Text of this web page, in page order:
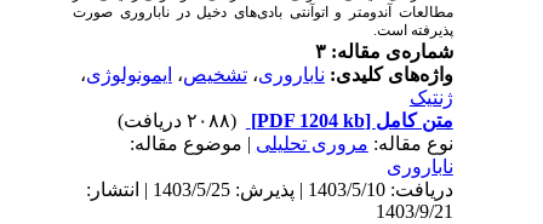
مطالعات آندومتر و اتوآنتی بادی‌های دخیل در ناباروری صورت
پذیرفته است.
شماره‌ی مقاله: ۳
واژه‌های کلیدی:ناباروری،تشخیص،ایمونولوژی،
ژنتیک
متن کامل[PDF 1204 kb]
نوع مقاله:مروری تحلیلی| موضوع مقاله:
ناباروری
دریافت: 1403/5/10 | پذیرش: 1403/5/25 | انتشار:
1403/9/21